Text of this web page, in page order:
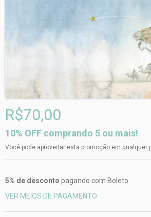
R$70,00
10% OFF comprando 5 ou mais!
Você pode aproveitar esta promoção em qualquer
5% de desconto pagando com Boleto
VER MEIOS DE PAGAMENTO